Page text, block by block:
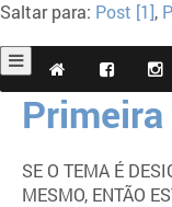
Saltar para: Post [1],
Primeira
SE O TEMA É
MESMO, ENTÃO